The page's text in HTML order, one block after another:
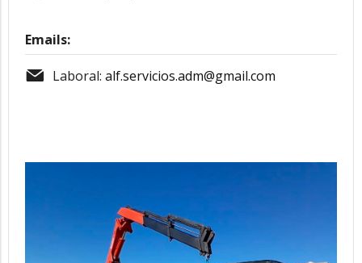
Emails:
Laboral: alf.servicios.adm@gmail.com